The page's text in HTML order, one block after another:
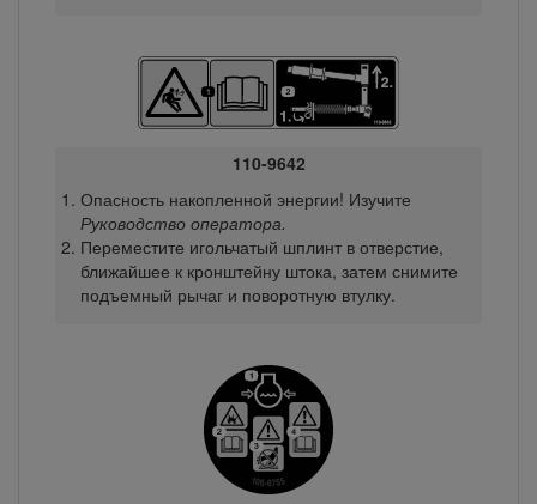
110-9642
Опасность накопленной энергии! Изучите
Руководство оператора.
Переместите игольчатый шплинт в отверстие,
ближайшее к кронштейну штока, затем снимите
подъемный рычаг и поворотную втулку.